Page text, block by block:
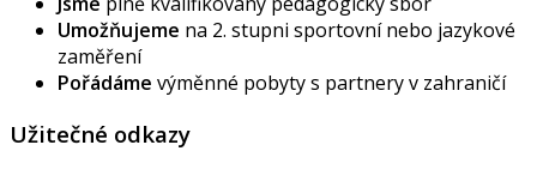
Umožňujeme na 2. stupni sportovní nebo jazykové
zaměření
Pořádáme výměnné pobyty s partnery v zahraničí
Užitečné odkazy